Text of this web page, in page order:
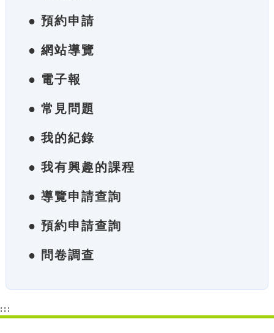
● 預約申請
● 網站導覽
● 電子報
● 常見問題
● 我的紀錄
● 我有興趣的課程
● 導覽申請查詢
● 預約申請查詢
● 問卷調查
:::